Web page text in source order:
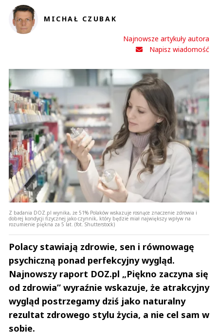
MICHAŁ CZUBAK
Najnowsze artykuły autora
Napisz wiadomość
Z badania DOZ.pl wynika, że 51% Polaków wskazuje rosnące znaczenie zdrowia i
dobrej kondycji fizycznej jako czynnik, który będzie miał największy wpływ na
rozumienie piękna za 5 lat. (fot. Shutterstock)
Polacy stawiają zdrowie, sen i równowagę
psychiczną ponad perfekcyjny wygląd.
Najnowszy raport DOZ.pl „Piękno zaczyna się
od zdrowia” wyraźnie wskazuje, że atrakcyjny
wygląd postrzegamy dziś jako naturalny
rezultat zdrowego stylu życia, a nie cel sam w
sobie.